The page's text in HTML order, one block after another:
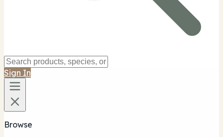
Sign In
Browse